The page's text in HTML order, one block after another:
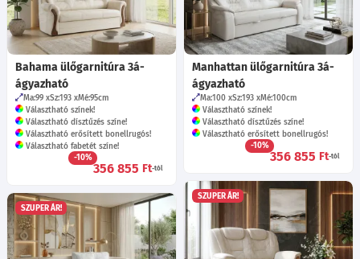
Bahama ülőgarnitúra 3á-
ágyazható
Ma:99 Sz:193 Mé:95cm
Választható színek!
Választható dísztűzés színe!
Választható erősített bonellrugós!
Választható fabetét színe!
-10%
356 855 Ft-tól
Manhattan ülőgarnitúra 3á-
ágyazható
Ma:100 Sz:193 Mé:100cm
Választható színek!
Választható dísztűzés színe!
Választható erősített bonellrugós!
-10%
356 855 Ft-tól
SZUPER ÁR!
SZUPER ÁR!